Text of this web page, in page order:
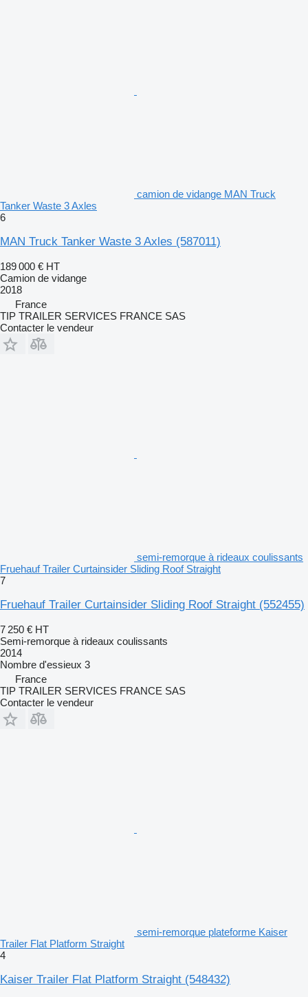
camion de vidange MAN Truck
Tanker Waste 3 Axles
6
MAN Truck Tanker Waste 3 Axles (587011)
189 000 € HT
Camion de vidange
2018
France
TIP TRAILER SERVICES FRANCE SAS
Contacter le vendeur
semi-remorque à rideaux coulissants
Fruehauf Trailer Curtainsider Sliding Roof Straight
7
Fruehauf Trailer Curtainsider Sliding Roof Straight (552455)
7 250 € HT
Semi-remorque à rideaux coulissants
2014
Nombre d'essieux 3
France
TIP TRAILER SERVICES FRANCE SAS
Contacter le vendeur
semi-remorque plateforme Kaiser
Trailer Flat Platform Straight
4
Kaiser Trailer Flat Platform Straight (548432)